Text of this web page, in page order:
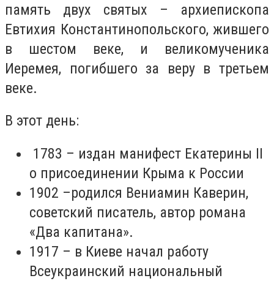
память двух святых – архиепископа
Евтихия Константинопольского, жившего
в шестом веке, и великомученика
Иеремея, погибшего за веру в третьем
веке.
В этот день:
1783 – издан манифест Екатерины II
о присоединении Крыма к России
1902 –родился Вениамин Каверин,
советский писатель, автор романа
«Два капитана».
1917 – в Киеве начал работу
Всеукраинский национальный